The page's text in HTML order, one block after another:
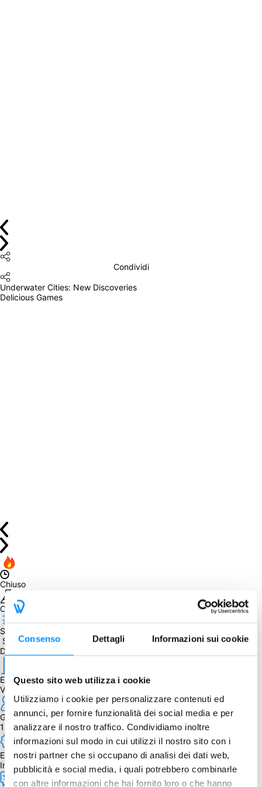
Consenso Dettagli Informazioni sui cookie
Questo sito web utilizza i cookie
Utilizziamo i cookie per personalizzare contenuti ed
annunci, per fornire funzionalità dei social media e per
analizzare il nostro traffico. Condividiamo inoltre
informazioni sul modo in cui utilizzi il nostro sito con i
nostri partner che si occupano di analisi dei dati web,
pubblicità e social media, i quali potrebbero combinarle
con altre informazioni che hai fornito loro o che hanno
Condividi
Underwater Cities: New Discoveries
Delicious Games
Chiuso
Obiettivo non raggiunto. Peccato! Mancavano copie
Spedizione prevista entro il
September 30, 2023
Dettagli
Editore
V. Suchý
Giocatori
1 - 4
Edizione
Inglese